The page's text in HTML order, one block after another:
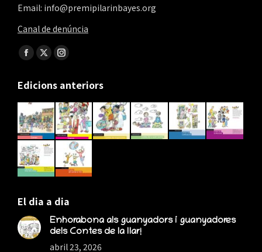
Email: info@premipilarinbayes.org
Canal de denúncia
Find us on:
Facebook
opens
in
new
window
X
opens
in
new
window
Instagram
opens
in
new
window
Edicions anteriors
El dia a dia
Enhorabona als guanyadors i guanyadores
dels Contes de la llar!
abril 23, 2026